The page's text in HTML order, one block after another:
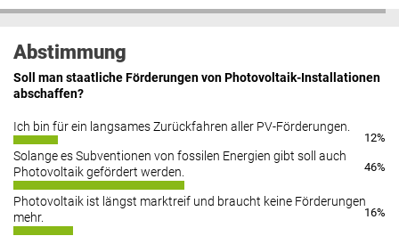
Abstimmung
Soll man staatliche Förderungen von Photovoltaik-Installationen
abschaffen?
Ich bin für ein langsames Zurückfahren aller PV-Förderungen.
12%
Solange es Subventionen von fossilen Energien gibt soll auch
Photovoltaik gefördert werden.
46%
Photovoltaik ist längst marktreif und braucht keine Förderungen
mehr.
16%